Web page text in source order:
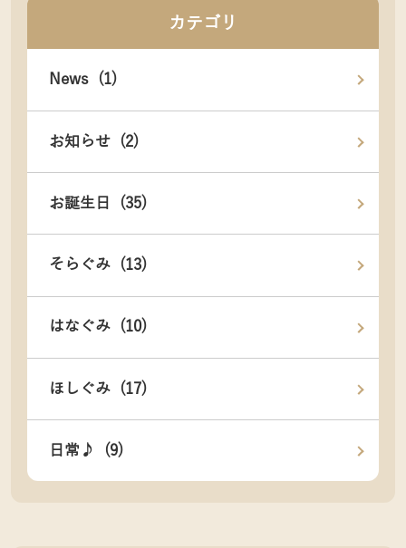
カテゴリ
News (1)
お知らせ (2)
お誕生日 (35)
そらぐみ (13)
はなぐみ (10)
ほしぐみ (17)
日常♪ (9)